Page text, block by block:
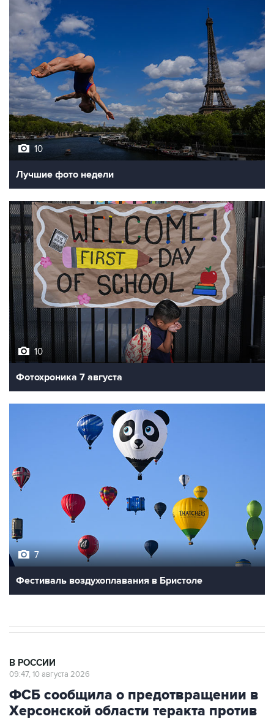
10
Лучшие фото недели
10
Фотохроника 7 августа
7
Фестиваль воздухоплавания в Бристоле
В РОССИИ
09:47, 10 августа 2026
ФСБ сообщила о предотвращении в
Херсонской области теракта против